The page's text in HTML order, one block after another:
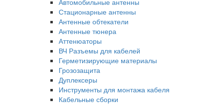
Автомобильные антенны
Стационарные антенны
Антенные обтекатели
Антенные тюнера
Аттенюаторы
ВЧ Разъемы для кабелей
Герметизирующие материалы
Грозозащита
Дуплексеры
Инструменты для монтажа кабеля
Кабельные сборки